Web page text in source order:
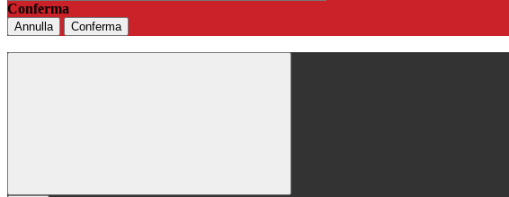
Conferma
Annulla Conferma